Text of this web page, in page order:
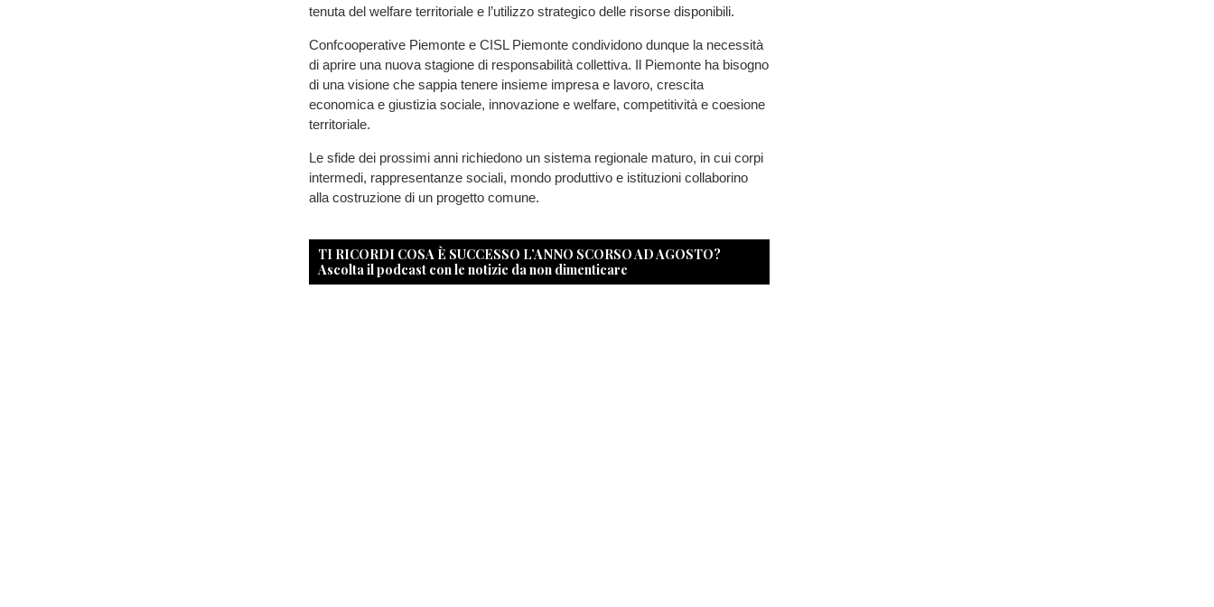
tenuta del welfare territoriale e l’utilizzo strategico delle risorse disponibili.
Confcooperative Piemonte e CISL Piemonte condividono dunque la necessità
di aprire una nuova stagione di responsabilità collettiva. Il Piemonte ha bisogno
di una visione che sappia tenere insieme impresa e lavoro, crescita
economica e giustizia sociale, innovazione e welfare, competitività e coesione
territoriale.
Le sfide dei prossimi anni richiedono un sistema regionale maturo, in cui corpi
intermedi, rappresentanze sociali, mondo produttivo e istituzioni collaborino
alla costruzione di un progetto comune.
TI RICORDI COSA È SUCCESSO L’ANNO SCORSO AD AGOSTO?
Ascolta il podcast con le notizie da non dimenticare